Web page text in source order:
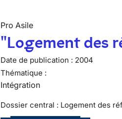
Pro Asile
"Logement des
Date de publication : 2004
Thématique :
Intégration
Dossier central : Logement des